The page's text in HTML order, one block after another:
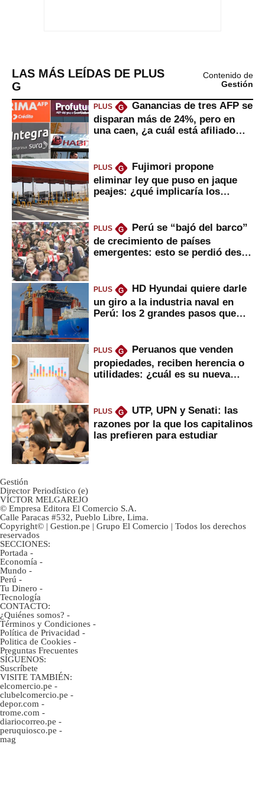
LAS MÁS LEÍDAS DE PLUS
G
Contenido de
Gestión
PLUS G
Ganancias de tres AFP se
disparan más de 24%, pero en
una caen, ¿a cuál está afiliado
PLUS G
Fujimori propone
eliminar ley que puso en jaque
peajes: ¿qué implicaría los
PLUS G
Perú se “bajó del barco”
de crecimiento de países
emergentes: esto se perdió desde
PLUS G
HD Hyundai quiere darle
un giro a la industria naval en
Perú: los 2 grandes pasos que
PLUS G
Peruanos que venden
propiedades, reciben herencia o
utilidades: ¿cuál es su nueva
PLUS G
UTP, UPN y Senati: las
razones por la que los capitalinos
las prefieren para estudiar
Gestión
Director Periodístico (e)
VÍCTOR MELGAREJO
© Empresa Editora El Comercio S.A.
Calle Paracas #532, Pueblo Libre, Lima.
Copyright© | Gestion.pe | Grupo El Comercio | Todos los derechos
reservados
SECCIONES:
Portada -
Economía -
Mundo -
Perú -
Tu Dinero -
Tecnología
CONTACTO:
¿Quiénes somos? -
Términos y Condiciones -
Política de Privacidad -
Politica de Cookies -
Preguntas Frecuentes
SÍGUENOS:
Suscríbete
VISITE TAMBIÉN:
elcomercio.pe -
clubelcomercio.pe -
depor.com -
trome.com -
diariocorreo.pe -
peruquiosco.pe -
mag